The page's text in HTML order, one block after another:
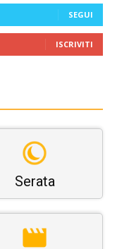
SEGUI
ISCRIVITI
Serata